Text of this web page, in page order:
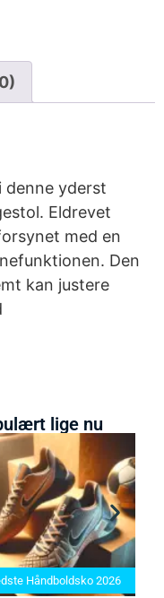
yderst
Eldrevet
med en
Den
kan justere
lige nu
Håndboldsko 2026